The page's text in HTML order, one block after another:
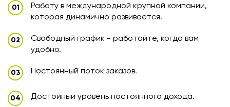
Работу в международной крупной компании,
которая динамично развивается.
Свободный график - работайте, когда вам
удобно.
Постоянный поток заказов.
Достойный уровень постоянного дохода.